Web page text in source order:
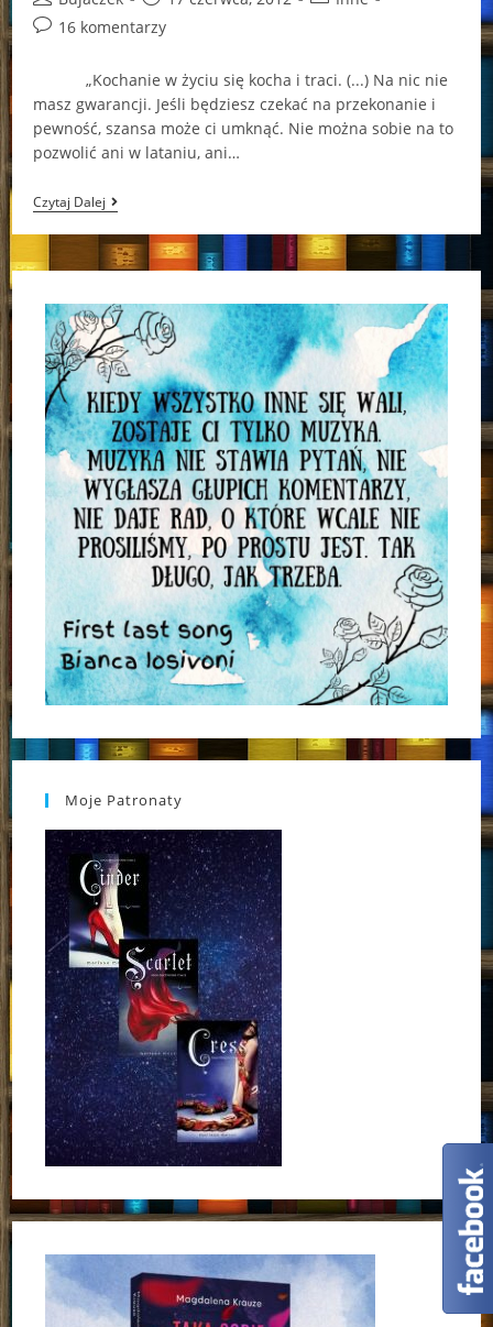
author:
published:
Post16 komentarzy
„Kochanie w życiu się kocha i traci. (...) Na nic nie
masz gwarancji. Jeśli będziesz czekać na przekonanie i
pewność, szansa może ci umknąć. Nie można sobie na to
pozwolić ani w lataniu, ani…
Czytaj DalejBędę
Czekać
Na
Ciebie…
(„A
Nami
Ocean…”
–
Susan
Wiggs)
Moje Patronaty